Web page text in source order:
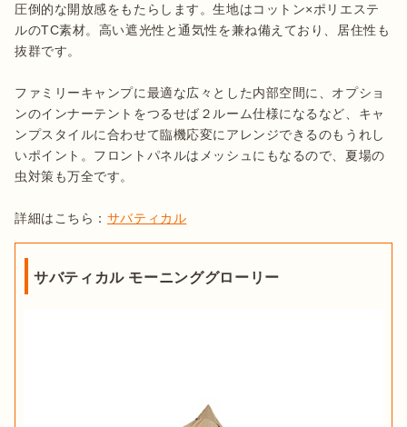
圧倒的な開放感をもたらします。生地はコットン×ポリエステ
ルのTC素材。高い遮光性と通気性を兼ね備えており、居住性も
抜群です。
ファミリーキャンプに最適な広々とした内部空間に、オプショ
ンのインナーテントをつるせば２ルーム仕様になるなど、キャ
ンプスタイルに合わせて臨機応変にアレンジできるのもうれし
いポイント。フロントパネルはメッシュにもなるので、夏場の
虫対策も万全です。
詳細はこちら： サバティカル
サバティカル モーニンググローリー